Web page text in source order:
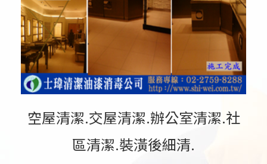
空屋清潔.交屋清潔.辦公室清潔.社
區清潔.裝潢後細清.